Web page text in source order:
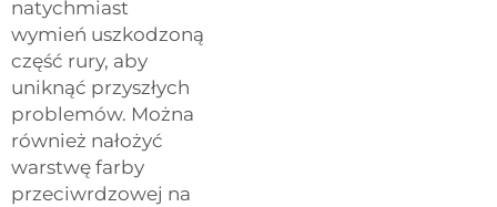
natychmiast
wymień uszkodzoną
część rury, aby
uniknąć przyszłych
problemów. Można
również nałożyć
warstwę farby
przeciwrdzowej na